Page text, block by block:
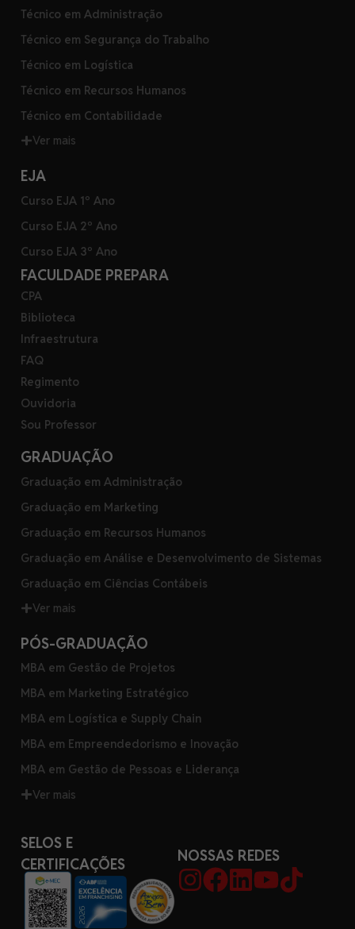
Técnico em Administração
Técnico em Segurança do Trabalho
Técnico em Logística
Técnico em Recursos Humanos
Técnico em Contabilidade
Ver mais
EJA
Curso EJA 1º Ano
Curso EJA 2º Ano
Curso EJA 3º Ano
FACULDADE PREPARA
CPA
Biblioteca
Infraestrutura
FAQ
Regimento
Ouvidoria
Sou Professor
GRADUAÇÃO
Graduação em Administração
Graduação em Marketing
Graduação em Recursos Humanos
Graduação em Análise e Desenvolvimento de Sistemas
Graduação em Ciências Contábeis
Ver mais
PÓS-GRADUAÇÃO
MBA em Gestão de Projetos
MBA em Marketing Estratégico
MBA em Logística e Supply Chain
MBA em Empreendedorismo e Inovação
MBA em Gestão de Pessoas e Liderança
Ver mais
SELOS E
CERTIFICAÇÕES
NOSSAS REDES